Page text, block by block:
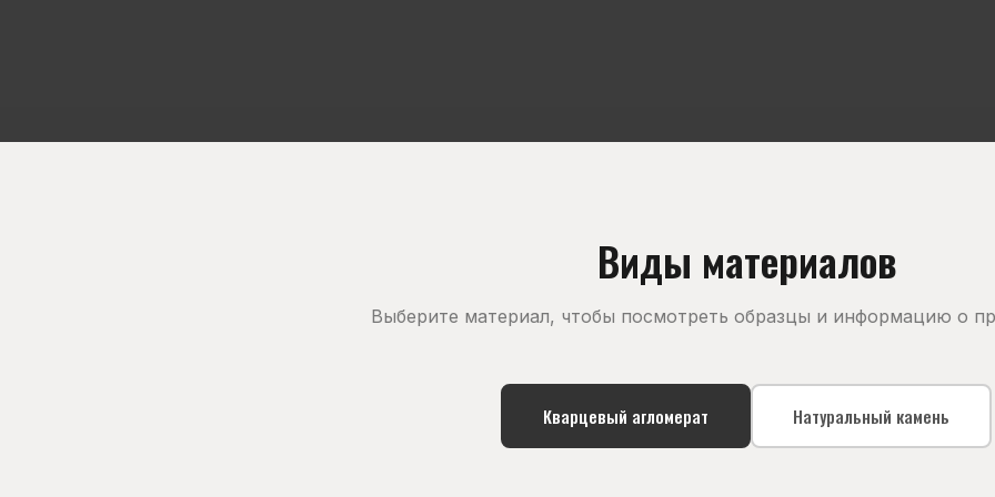
Виды материалов
Выберите материал, чтобы посмотреть образцы и информацию о
Кварцевый агломерат Натуральный камень